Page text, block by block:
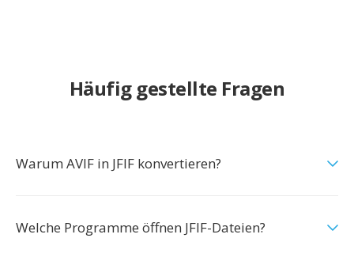
Häufig gestellte Fragen
Warum AVIF in JFIF konvertieren?
Welche Programme öffnen JFIF-Dateien?